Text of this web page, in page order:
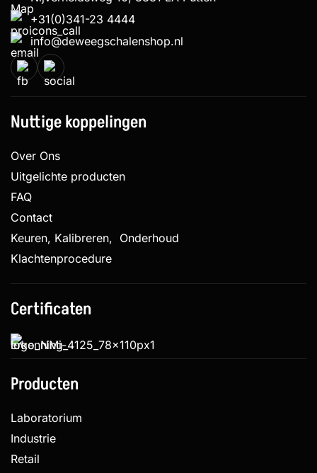
+31(0)341-23 4444
info@deweegschalenshop.nl
Nuttige koppelingen
Over Ons
Uitgelichte producten
FAQ
Contact
Keuren, Kalibreren, Onderhoud
Klachtenprocedure
Certificaten
Producten
Laboratorium
Industrie
Retail